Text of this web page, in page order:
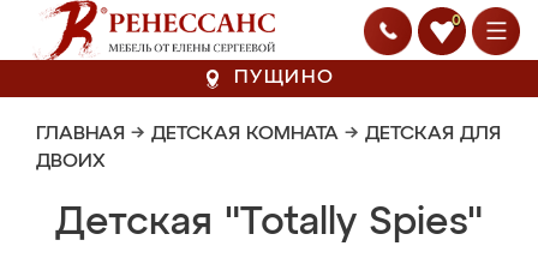
0
ПУЩИНО
ГЛАВНАЯ → ДЕТСКАЯ КОМНАТА → ДЕТСКАЯ ДЛЯ
ДВОИХ
Детская "Totally Spies"